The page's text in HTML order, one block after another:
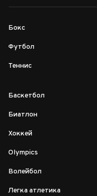
Бокс
Футбол
Теннис
Баскетбол
Биатлон
Хоккей
Olympics
Волейбол
Легка атлетика